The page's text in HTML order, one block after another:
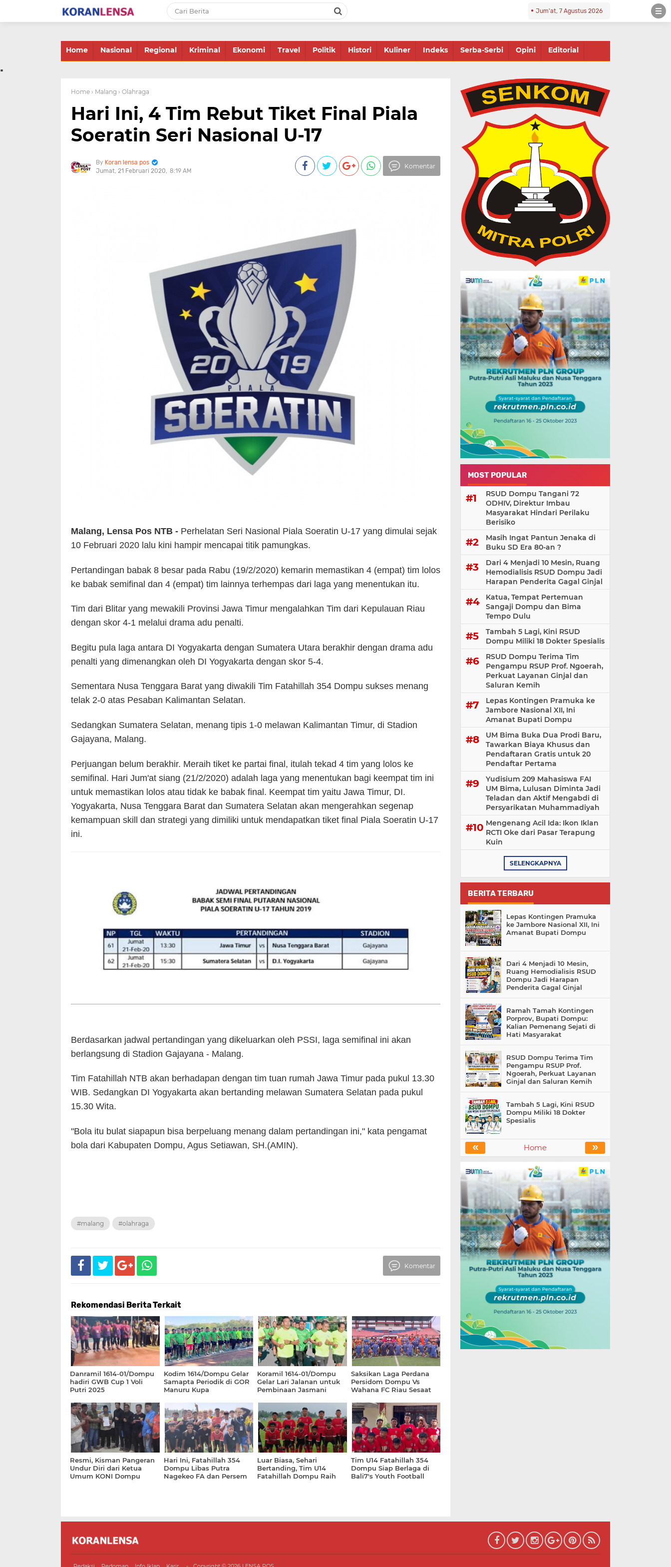
Jum'at, 7 Agustus 2026
Home Nasional Regional Kriminal Ekonomi Travel Politik Histori Kuliner Indeks Serba-Serbi Opini Editorial
.
Home › Malang › Olahraga
Hari Ini, 4 Tim Rebut Tiket Final Piala
Soeratin Seri Nasional U-17
Koran lensa pos
Jumat, 21 Februari 2020
8:19 AM
Komentar
Malang, Lensa Pos NTB - Perhelatan Seri Nasional Piala Soeratin U-17 yang dimulai sejak
10 Februari 2020 lalu kini hampir mencapai titik pamungkas.
Pertandingan babak 8 besar pada Rabu (19/2/2020) kemarin memastikan 4 (empat) tim lolos
ke babak semifinal dan 4 (empat) tim lainnya terhempas dari laga yang menentukan itu.
Tim dari Blitar yang mewakili Provinsi Jawa Timur mengalahkan Tim dari Kepulauan Riau
dengan skor 4-1 melalui drama adu penalti.
Begitu pula laga antara DI Yogyakarta dengan Sumatera Utara berakhir dengan drama adu
penalti yang dimenangkan oleh DI Yogyakarta dengan skor 5-4.
Sementara Nusa Tenggara Barat yang diwakili Tim Fatahillah 354 Dompu sukses menang
telak 2-0 atas Pesaban Kalimantan Selatan.
Sedangkan Sumatera Selatan, menang tipis 1-0 melawan Kalimantan Timur, di Stadion
Gajayana, Malang.
Perjuangan belum berakhir. Meraih tiket ke partai final, itulah tekad 4 tim yang lolos ke
semifinal. Hari Jum'at siang (21/2/2020) adalah laga yang menentukan bagi keempat tim ini
untuk memastikan lolos atau tidak ke babak final. Keempat tim yaitu Jawa Timur, DI.
Yogyakarta, Nusa Tenggara Barat dan Sumatera Selatan akan mengerahkan segenap
kemampuan skill dan strategi yang dimiliki untuk mendapatkan tiket final Piala Soeratin U-17
ini.
Berdasarkan jadwal pertandingan yang dikeluarkan oleh PSSI, laga semifinal ini akan
berlangsung di Stadion Gajayana - Malang.
Tim Fatahillah NTB akan berhadapan dengan tim tuan rumah Jawa Timur pada pukul 13.30
WIB. Sedangkan DI Yogyakarta akan bertanding melawan Sumatera Selatan pada pukul
15.30 Wita.
"Bola itu bulat siapapun bisa berpeluang menang dalam pertandingan ini," kata pengamat
bola dari Kabupaten Dompu, Agus Setiawan, SH.(AMIN).
#malang #olahraga
Komentar
Rekomendasi Berita Terkait
Danramil 1614-01/Dompu
hadiri GWB Cup 1 Voli
Putri 2025
Kodim 1614/Dompu Gelar
Samapta Periodik di GOR
Manuru Kupa
Koramil 1614-01/Dompu
Gelar Lari Jalanan untuk
Pembinaan Jasmani
Saksikan Laga Perdana
Persidom Dompu Vs
Wahana FC Riau Sesaat
TV
Resmi, Kisman Pangeran
Undur Diri dari Ketua
Umum KONI Dompu
Hari Ini, Fatahillah 354
Dompu Libas Putra
Nagekeo FA dan Persem
Luar Biasa, Sehari
Bertanding, Tim U14
Fatahillah Dompu Raih
Tim U14 Fatahillah 354
Dompu Siap Berlaga di
Bali7's Youth Football
MOST POPULAR
RSUD Dompu Tangani 72
ODHIV, Direktur Imbau
Masyarakat Hindari Perilaku
Berisiko
Masih Ingat Pantun Jenaka di
Buku SD Era 80-an ?
Dari 4 Menjadi 10 Mesin, Ruang
Hemodialisis RSUD Dompu Jadi
Harapan Penderita Gagal Ginjal
Katua, Tempat Pertemuan
Sangaji Dompu dan Bima
Tempo Dulu
Tambah 5 Lagi, Kini RSUD
Dompu Miliki 18 Dokter Spesialis
RSUD Dompu Terima Tim
Pengampu RSUP Prof. Ngoerah,
Perkuat Layanan Ginjal dan
Saluran Kemih
Lepas Kontingen Pramuka ke
Jambore Nasional XII, Ini
Amanat Bupati Dompu
UM Bima Buka Dua Prodi Baru,
Tawarkan Biaya Khusus dan
Pendaftaran Gratis untuk 20
Pendaftar Pertama
Yudisium 209 Mahasiswa FAI
UM Bima, Lulusan Diminta Jadi
Teladan dan Aktif Mengabdi di
Persyarikatan Muhammadiyah
Mengenang Acil Ida: Ikon Iklan
RCTI Oke dari Pasar Terapung
Kuin
SELENGKAPNYA
BERITA TERBARU
Lepas Kontingen Pramuka
ke Jambore Nasional XII, Ini
Amanat Bupati Dompu
Dari 4 Menjadi 10 Mesin,
Ruang Hemodialisis RSUD
Dompu Jadi Harapan
Penderita Gagal Ginjal
Ramah Tamah Kontingen
Porprov, Bupati Dompu:
Kalian Pemenang Sejati di
Hati Masyarakat
RSUD Dompu Terima Tim
Pengampu RSUP Prof.
Ngoerah, Perkuat Layanan
Ginjal dan Saluran Kemih
Tambah 5 Lagi, Kini RSUD
Dompu Miliki 18 Dokter
Spesialis
« »
Home